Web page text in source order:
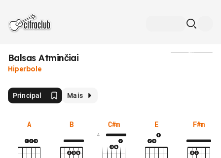
Balsas Atminčiai
Hiperbole
Principal Mais
A B C#m
4
E F#m